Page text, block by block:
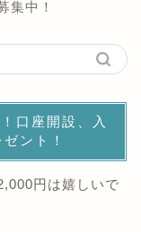
集中！
口座開設、入
ント！
円は嬉しいで